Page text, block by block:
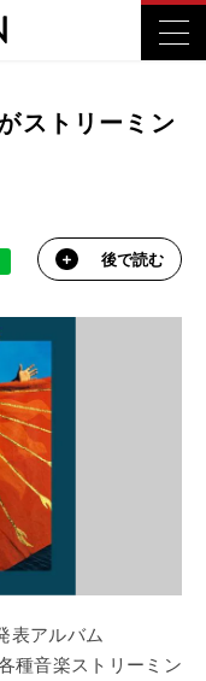
ストリーミン
後で読む
表アルバム
種音楽ストリーミン